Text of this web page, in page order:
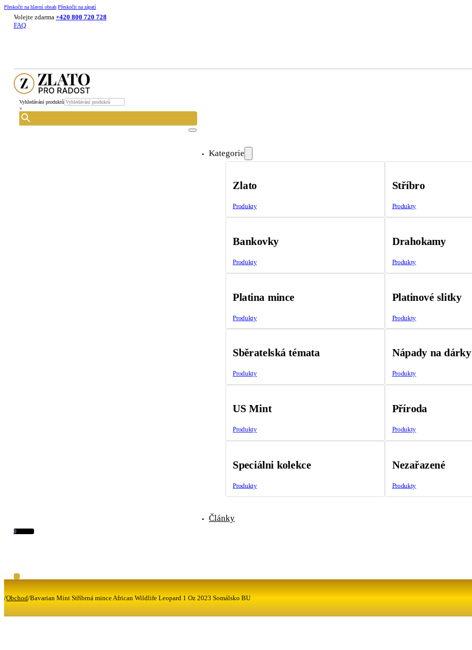
Přeskočit na hlavní obsah Přeskočit na zápatí
Volejte zdarma +420 800 720 728
FAQ
Vyhledávání produktů
×
Kategorie
Zlato
Produkty
Stříbro
Produkty
Bankovky
Produkty
Drahokamy
Produkty
Platina mince
Produkty
Platinové slitky
Produkty
Sběratelská témata
Produkty
Nápady na dárky
Produkty
US Mint
Produkty
Příroda
Produkty
Speciálni kolekce
Produkty
Nezařazené
Produkty
Články
0
/Obchod/Bavarian Mint Stříbrná mince African Wildlife Leopard 1 Oz 2023 Somálsko BU